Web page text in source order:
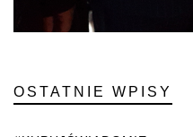
OSTATNIE WPISY